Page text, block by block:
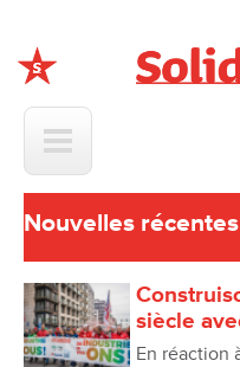
Solidaire
Nouvelles récentes
siècle
En réaction